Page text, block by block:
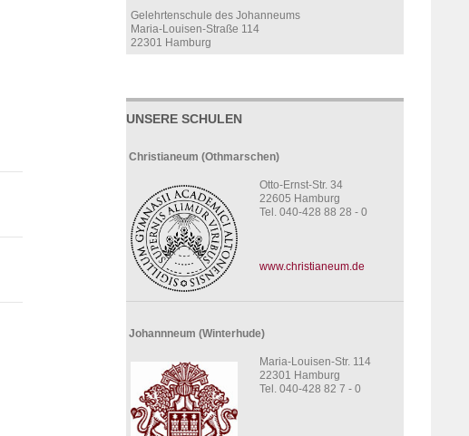
Gelehrtenschule des Johanneums
Maria-Louisen-Straße 114
22301 Hamburg
UNSERE SCHULEN
Christianeum (Othmarschen)
Otto-Ernst-Str. 34
22605 Hamburg
Tel. 040-428 88 28 - 0
www.christianeum.de
Johannneum (Winterhude)
Maria-Louisen-Str. 114
22301 Hamburg
Tel. 040-428 82 7 - 0